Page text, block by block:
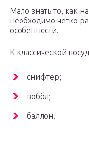
Мало знать то, как
необходимо четко
особенности.
К классической
снифтер;
воббл;
баллон.